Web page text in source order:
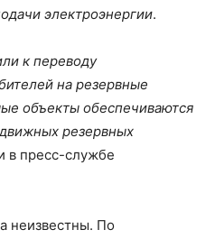
электроэнергии.
к переводу
на резервные
объекты обеспечиваются
резервных
пресс-службе
неизвестны. По